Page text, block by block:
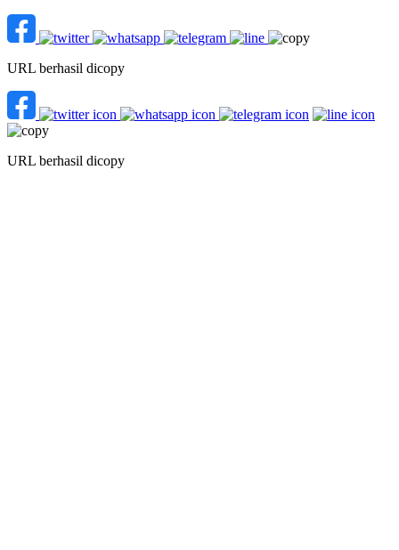
URL berhasil dicopy
URL berhasil dicopy